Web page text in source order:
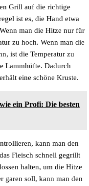
Grill auf die richtige
ist es, die Hand etwa
man die Hitze nur für
zu hoch. Wenn man die
ist die Temperatur zu
Lammhüfte. Dadurch
eine schöne Kruste.
ein Profi: Die besten
kann man den
Fleisch schnell gegrillt
halten, um die Hitze
garen soll, kann man den